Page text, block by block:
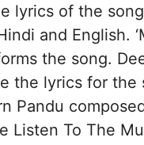
lyrics of the song
and English.
the song.
the lyrics for the
Pandu
Listen To The